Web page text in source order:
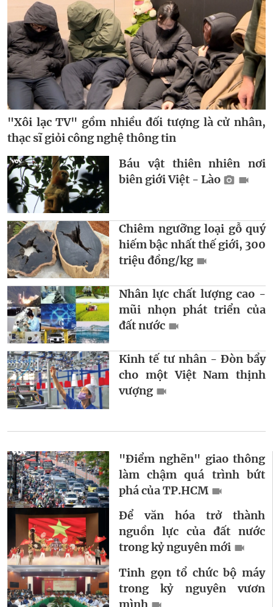
"Xôi lạc TV" gồm nhiều đối tượng là cử nhân,
thạc sĩ giỏi công nghệ thông tin
Báu vật thiên nhiên nơi
biên giới Việt - Lào
Chiêm ngưỡng loại gỗ quý
hiếm bậc nhất thế giới, 300
triệu đồng/kg
Nhân lực chất lượng cao -
mũi nhọn phát triển của
đất nước
Kinh tế tư nhân - Đòn bẩy
cho một Việt Nam thịnh
vượng
"Điểm nghẽn" giao thông
làm chậm quá trình bứt
phá của TP.HCM
Để văn hóa trở thành
nguồn lực của đất nước
trong kỷ nguyên mới
Tinh gọn tổ chức bộ máy
trong kỷ nguyên vươn